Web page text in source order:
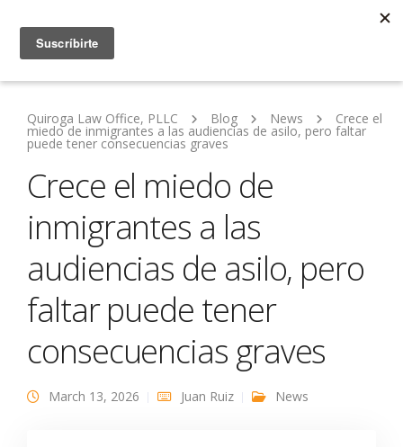
Quiroga Law Office, PLLC Blog News Crece el
miedo de inmigrantes a las audiencias de asilo, pero faltar
puede tener consecuencias graves
Crece el miedo de
inmigrantes a las
audiencias de asilo, pero
faltar puede tener
consecuencias graves
March 13, 2026 Juan Ruiz News